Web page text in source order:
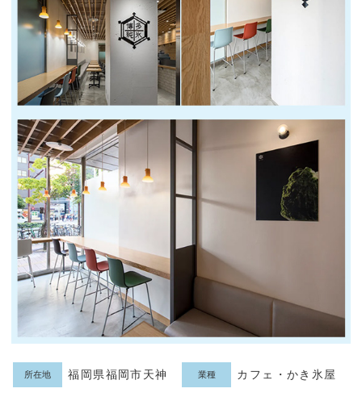
所在地 福岡県福岡市天神 業種 カフェ・かき氷屋